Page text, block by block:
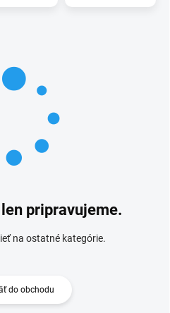
pripravujeme.
na ostatné kategórie.
do obchodu